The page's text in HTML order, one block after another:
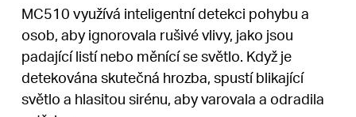
MC510 využívá inteligentní detekci pohybu a
osob, aby ignorovala rušivé vlivy, jako jsou
padající listí nebo měnící se světlo. Když je
detekována skutečná hrozba, spustí blikající
světlo a hlasitou sirénu, aby varovala a odradila